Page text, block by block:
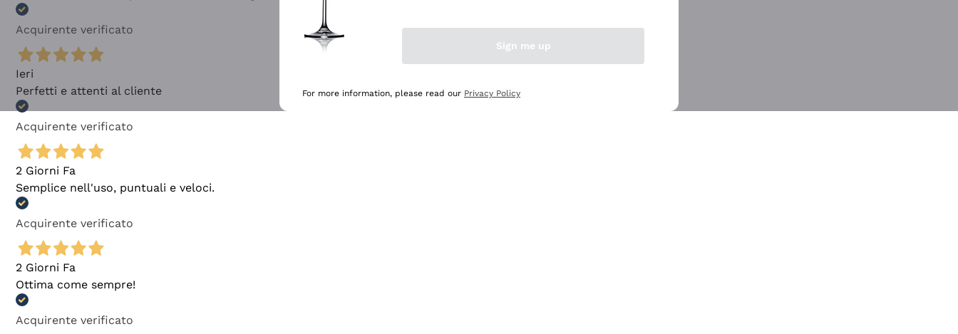
Acquirente verificato
Ieri
Perfetti e attenti al cliente
Acquirente verificato
2 Giorni Fa
Semplice nell'uso, puntuali e veloci.
Acquirente verificato
2 Giorni Fa
Ottima come sempre!
Acquirente verificato
Sign me up
For more information, please read our Privacy Policy